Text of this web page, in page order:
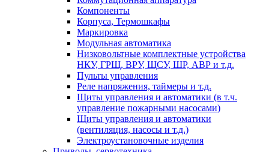
Компоненты
Корпуса, Термошкафы
Маркировка
Модульная автоматика
Низковольтные комплектные устройства
НКУ, ГРЩ, ВРУ, ЩСУ, ШР, АВР и т.д.
Пульты управления
Реле напряжения, таймеры и т.д.
Щиты управления и автоматики (в т.ч.
управление пожарными насосами)
Щиты управления и автоматики
(вентиляция, насосы и т.д.)
Электроустановочные изделия